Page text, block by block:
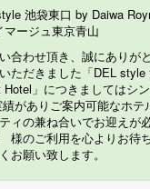
池袋東口 by Daiwa
マージュ東京青山
合わせ頂き、誠にありが
ただきました「DEL style
Hotel」につきましてはシ
がありご案内可能なホテ
ィの兼ね合いでお迎えが
のご利用を心よりお待ち
お願い致します。